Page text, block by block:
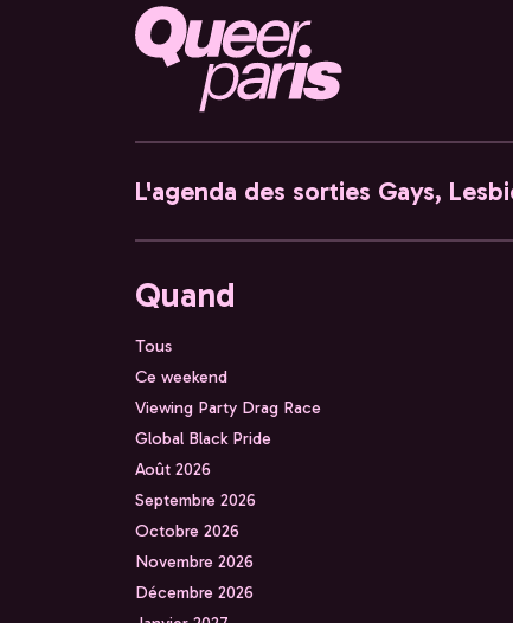
L'agenda des sorties Gays,
Quand
Tous
Ce weekend
Viewing Party Drag Race
Global Black Pride
Août 2026
Septembre 2026
Octobre 2026
Novembre 2026
Décembre 2026